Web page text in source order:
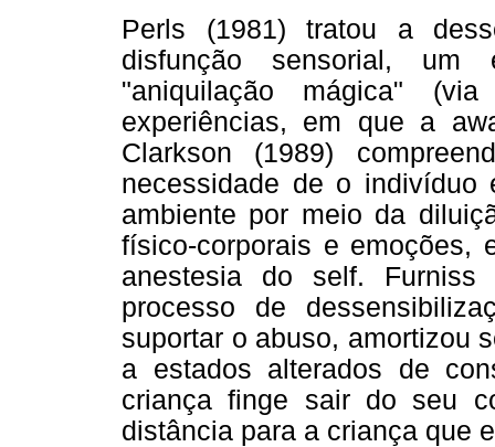
Perls (1981) tratou a
disfunção sensorial, um
"aniquilação mágica"
experiências, em que a
Clarkson (1989)
necessidade de o
ambiente por meio da
físico-corporais e emoções,
anestesia do self.
processo de
suportar o abuso, amortizou
a estados alterados de
criança finge sair do seu
distância para a criança que